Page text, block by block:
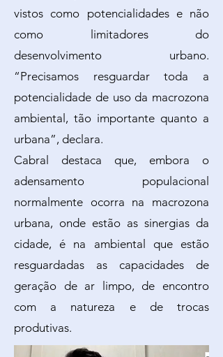
vistos como potencialidades e não
como limitadores do
desenvolvimento urbano.
“Precisamos resguardar toda a
potencialidade de uso da macrozona
ambiental, tão importante quanto a
urbana”, declara.
Cabral destaca que, embora o
adensamento populacional
normalmente ocorra na macrozona
urbana, onde estão as sinergias da
cidade, é na ambiental que estão
resguardadas as capacidades de
geração de ar limpo, de encontro
com a natureza e de trocas
produtivas.